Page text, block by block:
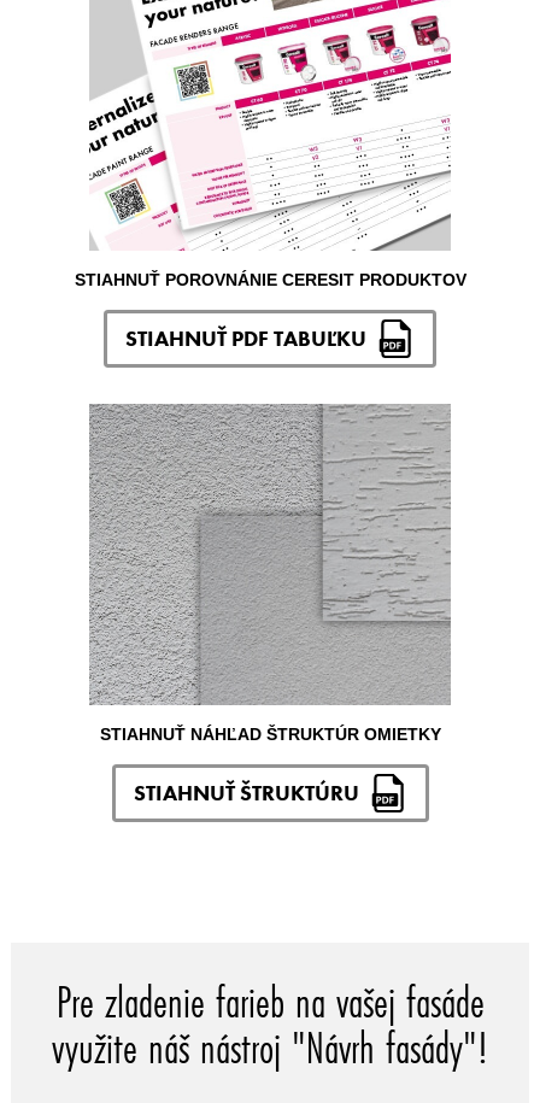
STIAHNUŤ POROVNÁNIE CERESIT PRODUKTOV
STIAHNUŤ PDF TABUĽKU
STIAHNUŤ NÁHĽAD ŠTRUKTÚR OMIETKY
STIAHNUŤ ŠTRUKTÚRU
Pre zladenie farieb na vašej fasáde
využite náš nástroj "Návrh fasády"!